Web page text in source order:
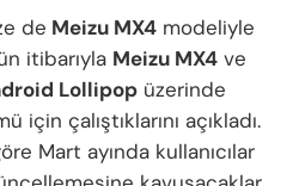
de Meizu MX4 modeliyle
itibarıyla Meizu MX4 ve
Lollipop üzerinde
için çalıştıklarını açıkladı.
Mart ayında kullanıcılar